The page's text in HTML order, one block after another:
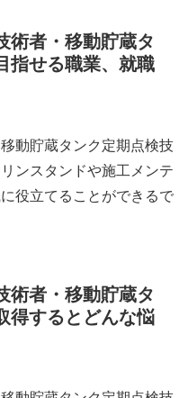
術者・移動貯蔵タ
指せる職業、就職
動貯蔵タンク定期点検技
ンスタンドや施工メンテ
役立てることができるで
術者・移動貯蔵タ
得するとどんな悩